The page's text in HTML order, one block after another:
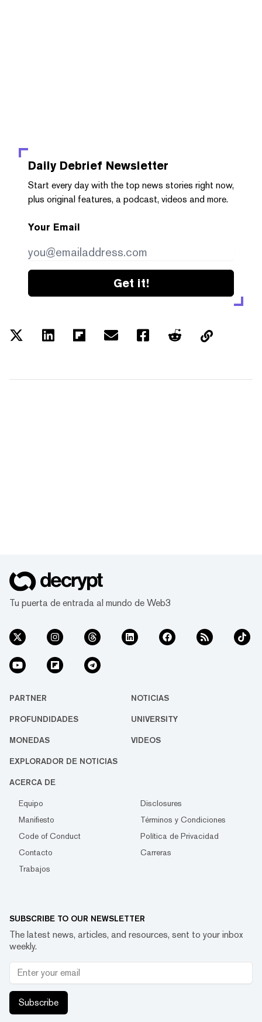
Daily Debrief Newsletter
Start every day with the top news stories right now,
plus original features, a podcast, videos and more.
Your Email
Get it!
Tu puerta de entrada al mundo de Web3
PARTNER NOTICIAS
PROFUNDIDADES UNIVERSITY
MONEDAS VIDEOS
EXPLORADOR DE NOTICIAS
ACERCA DE
Equipo
Disclosures
Manifiesto
Términos y Condiciones
Code of Conduct
Política de Privacidad
Contacto
Carreras
Trabajos
SUBSCRIBE TO OUR NEWSLETTER
The latest news, articles, and resources, sent to your inbox
weekly.
Subscribe